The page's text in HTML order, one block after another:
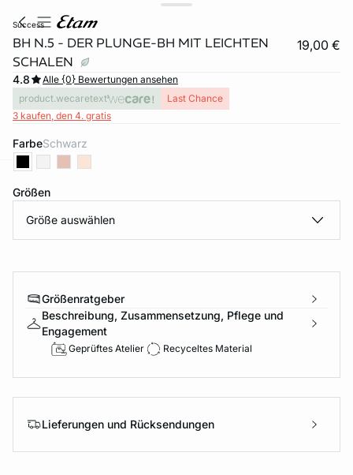
success
BH N.5 - DER PLUNGE-BH MIT LEICHTEN
SCHALEN
19,00 €
4.8
Alle {0} Bewertungen ansehen
product.wecaretext
Last Chance
3 kaufen, den 4. gratis
Farbe schwarz
Größen
Größe auswählen
Größenratgeber
Beschreibung, Zusammensetzung, Pflege und
Engagement
Geprüftes Atelier Recyceltes Material
Lieferungen und Rücksendungen